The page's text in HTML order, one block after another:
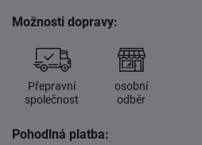
Možnosti dopravy:
Přepravní
společnost
osobní
odběr
Pohodlná platba: